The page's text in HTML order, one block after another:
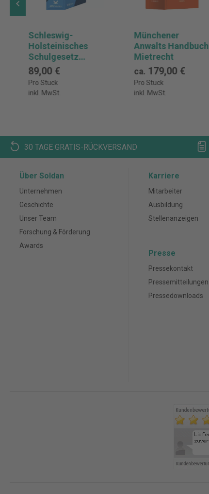
Schleswig-
Holsteinisches
Schulgesetz
(SchulG) - mit
Fortsetzungsbezu
g
89,00 €
Pro Stück
inkl. MwSt.
Münchener
Anwalts Handbuch
Mietrecht
ca. 179,00 €
Pro Stück
inkl. MwSt.
30 TAGE GRATIS-RÜCKVERSAND
Über Soldan
Unternehmen
Geschichte
Unser Team
Forschung & Förderung
Awards
Karriere
Mitarbeiter
Ausbildung
Stellenanzeigen
Presse
Pressekontakt
Pressemitteilungen
Pressedownloads